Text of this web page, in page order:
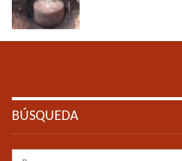
BÚSQUEDA